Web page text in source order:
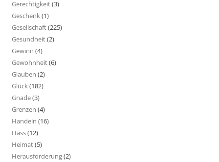
Gerechtigkeit(3)
Geschenk(1)
Gesellschaft(225)
Gesundheit(2)
Gewinn (4)
Gewohnheit(6)
Glauben (2)
Glück(182)
Gnade(3)
Grenzen (4)
Handeln (16)
Hass(12)
Heimat(5)
Herausforderung(2)